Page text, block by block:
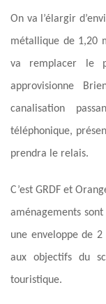
On va l’élargir
métallique de 1,20
va remplacer le
approvisionne
canalisation
téléphonique,
prendra le relais.
C’est GRDF et
aménagements
une enveloppe de
aux objectifs du
touristique.